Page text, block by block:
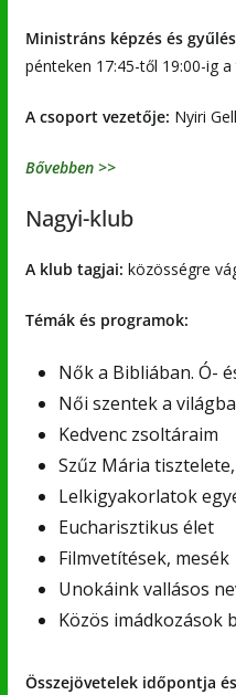
Ministráns képzés és
pénteken 17:45-től 19:00-ig
A csoport vezetője: Nyiri
Bővebben >>
Nagyi-klub
A klub tagjai: közösségre
Témák és programok:
Nők a Bibliában. Ó-
Női szentek a
Kedvenc zsoltáraim
Szűz Mária
Lelkigyakorlatok
Eucharisztikus élet
Filmvetítések, mesék
Unokáink vallásos
Közös imádkozások
Összejövetelek időpontja